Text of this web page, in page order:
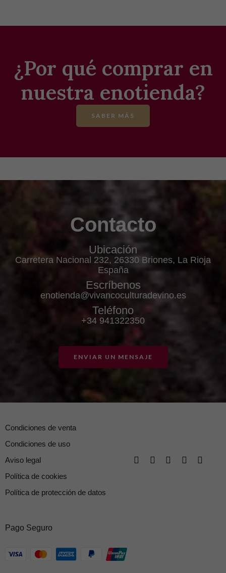
¿Por qué comprar en
nuestra enotienda?
SABER MÁS
Contacto
Ubicación
Carretera Nacional 232, 26330 Briones, La Rioja
España
Escríbenos
enotienda@vivancoculturadevino.es
Teléfono
+34 941322350
ENVIAR UN MENSAJE
Condiciones de venta
Condiciones de uso
Aviso legal
Política de cookies
Política de protección de datos
Pago Seguro